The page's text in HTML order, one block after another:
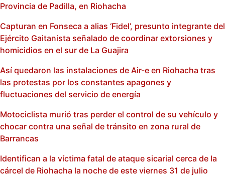
Provincia de Padilla, en Riohacha
Capturan en Fonseca a alias ‘Fidel’, presunto integrante del
Ejército Gaitanista señalado de coordinar extorsiones y
homicidios en el sur de La Guajira
Así quedaron las instalaciones de Air-e en Riohacha tras
las protestas por los constantes apagones y
fluctuaciones del servicio de energía
Motociclista murió tras perder el control de su vehículo y
chocar contra una señal de tránsito en zona rural de
Barrancas
Identifican a la víctima fatal de ataque sicarial cerca de la
cárcel de Riohacha la noche de este viernes 31 de julio